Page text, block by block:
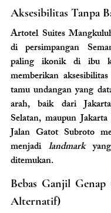
Aksesibilitas Tanpa
Artotel Suites
di persimpangan
paling ikonik di ibu
memberikan
tamu undangan yang
arah, baik dari
Selatan, maupun
Jalan Gatot Subroto
menjadi landmark
ditemukan.
Bebas Ganjil
Alternatif)